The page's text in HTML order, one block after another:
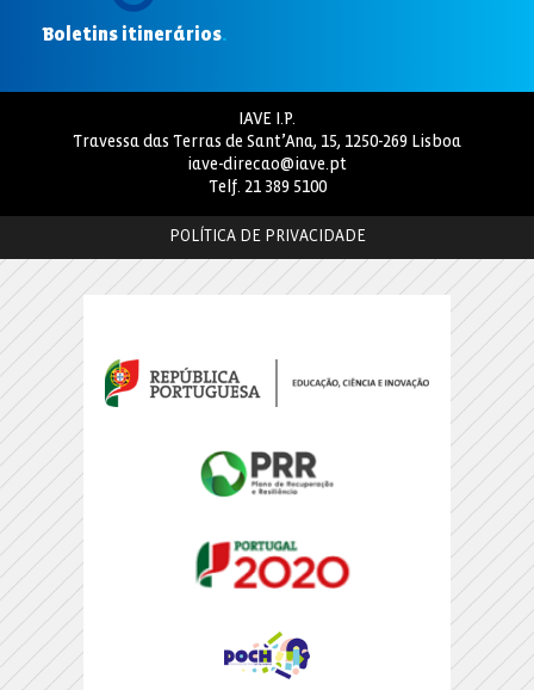
Boletins itinerários.
IAVE I.P.
Travessa das Terras de Sant’Ana, 15, 1250-269 Lisboa
iave-direcao@iave.pt
Telf. 21 389 5100
POLÍTICA DE PRIVACIDADE